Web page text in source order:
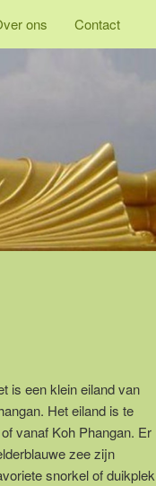
ons Contact
is een klein eiland van
Het eiland is te
vanaf Koh Phangan. Er
zee zijn
snorkel of duikplek